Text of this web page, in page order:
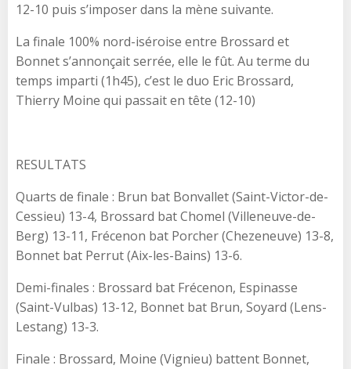
12-10 puis s’imposer dans la mène suivante.
La finale 100% nord-iséroise entre Brossard et
Bonnet s’annonçait serrée, elle le fût. Au terme du
temps imparti (1h45), c’est le duo Eric Brossard,
Thierry Moine qui passait en tête (12-10)
RESULTATS
Quarts de finale : Brun bat Bonvallet (Saint-Victor-de-
Cessieu) 13-4, Brossard bat Chomel (Villeneuve-de-
Berg) 13-11, Frécenon bat Porcher (Chezeneuve) 13-8,
Bonnet bat Perrut (Aix-les-Bains) 13-6.
Demi-finales : Brossard bat Frécenon, Espinasse
(Saint-Vulbas) 13-12, Bonnet bat Brun, Soyard (Lens-
Lestang) 13-3.
Finale : Brossard, Moine (Vignieu) battent Bonnet,